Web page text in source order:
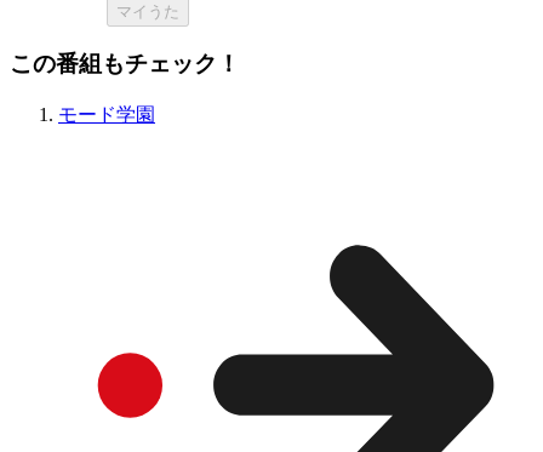
マイうた
この番組もチェック！
モード学園